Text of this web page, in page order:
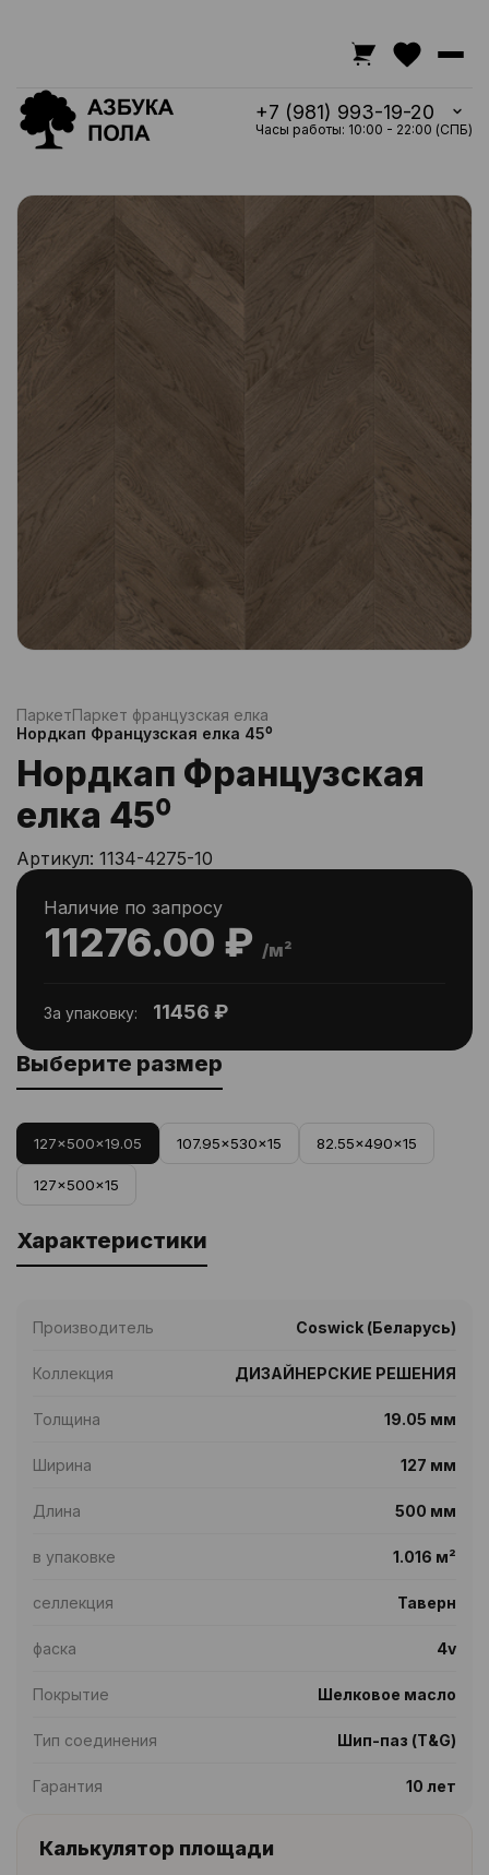
+7 (981) 993-19-20
Часы работы: 10:00 - 22:00 (СПБ)
ПаркетПаркет французская елка
Нордкап Французская елка 45⁰
Нордкап Французская
елка 45⁰
Артикул: 1134-4275-10
11276.00 ₽ /м²
Наличие по запросу
За упаковку: 11456 ₽
Выберите размер
127x500x19.05 107.95x530x15 82.55x490x15
127x500x15
Характеристики
Производитель Coswick (Беларусь)
Коллекция ДИЗАЙНЕРСКИЕ РЕШЕНИЯ
Толщина 19.05 мм
Ширина 127 мм
Длина 500 мм
в упаковке 1.016 м²
селлекция Таверн
фаска 4v
Покрытие Шелковое масло
Тип соединения Шип-паз (T&G)
Гарантия 10 лет
Калькулятор площади